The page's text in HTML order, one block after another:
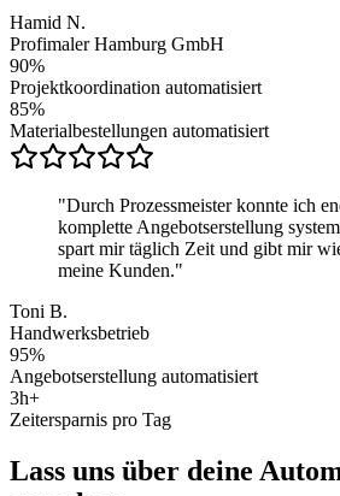
Hamid N.
Profimaler Hamburg GmbH
90%
Projektkoordination automatisiert
85%
Materialbestellungen automatisiert
"Durch Prozessmeister konnte ich
komplette Angebotserstellung
spart mir täglich Zeit und gibt mir
meine Kunden."
Toni B.
Handwerksbetrieb
95%
Angebotserstellung automatisiert
3h+
Zeitersparnis pro Tag
Lass uns über deine